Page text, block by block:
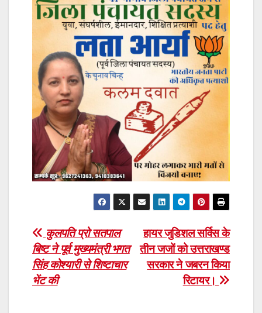
Post
navigation
हायर जुडिशल सर्विस के
तीन जजों को उत्तराखण्ड
सरकार ने जबरन किया
रिटायर।
कुलपति प्रो सतपाल
बिष्ट ने पूर्व मुख्यमंत्री भगत
सिंह कोश्यारी से शिष्टाचार
भेंट की